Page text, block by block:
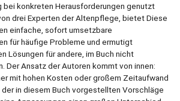
konkreten Herausforderungen genutzt
drei Experten der Altenpflege, bietet Diese
einfache, sofort umsetzbare
für häufige Probleme und ermutigt
Lösungen für andere, im Buch nicht
Der Ansatz der Autoren kommt von innen:
mit hohen Kosten oder großem Zeitaufwand
in diesem Buch vorgestellten Vorschläge